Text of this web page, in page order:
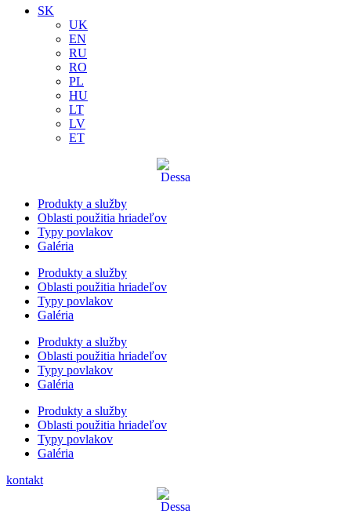
SK
UK
EN
RU
RO
PL
HU
LT
LV
ET
Produkty a služby
Oblasti použitia hriadeľov
Typy povlakov
Galéria
Produkty a služby
Oblasti použitia hriadeľov
Typy povlakov
Galéria
Produkty a služby
Oblasti použitia hriadeľov
Typy povlakov
Galéria
Produkty a služby
Oblasti použitia hriadeľov
Typy povlakov
Galéria
kontakt